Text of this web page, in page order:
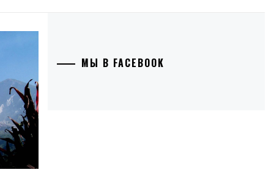
МЫ В FACEBOOK